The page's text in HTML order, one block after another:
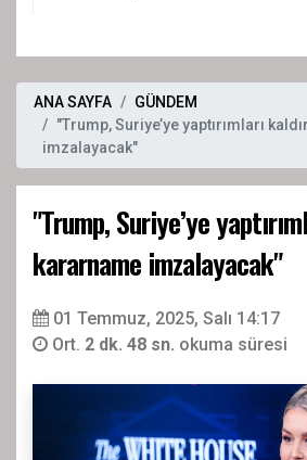
ANA SAYFA
GÜNDEM
"Trump, Suriye’ye yaptırımları
imzalayacak"
"Trump, Suriye’ye
kararname imzalayacak"
01 Temmuz, 2025, Salı 14:17
Ort. 2 dk. 48 sn. okuma süresi